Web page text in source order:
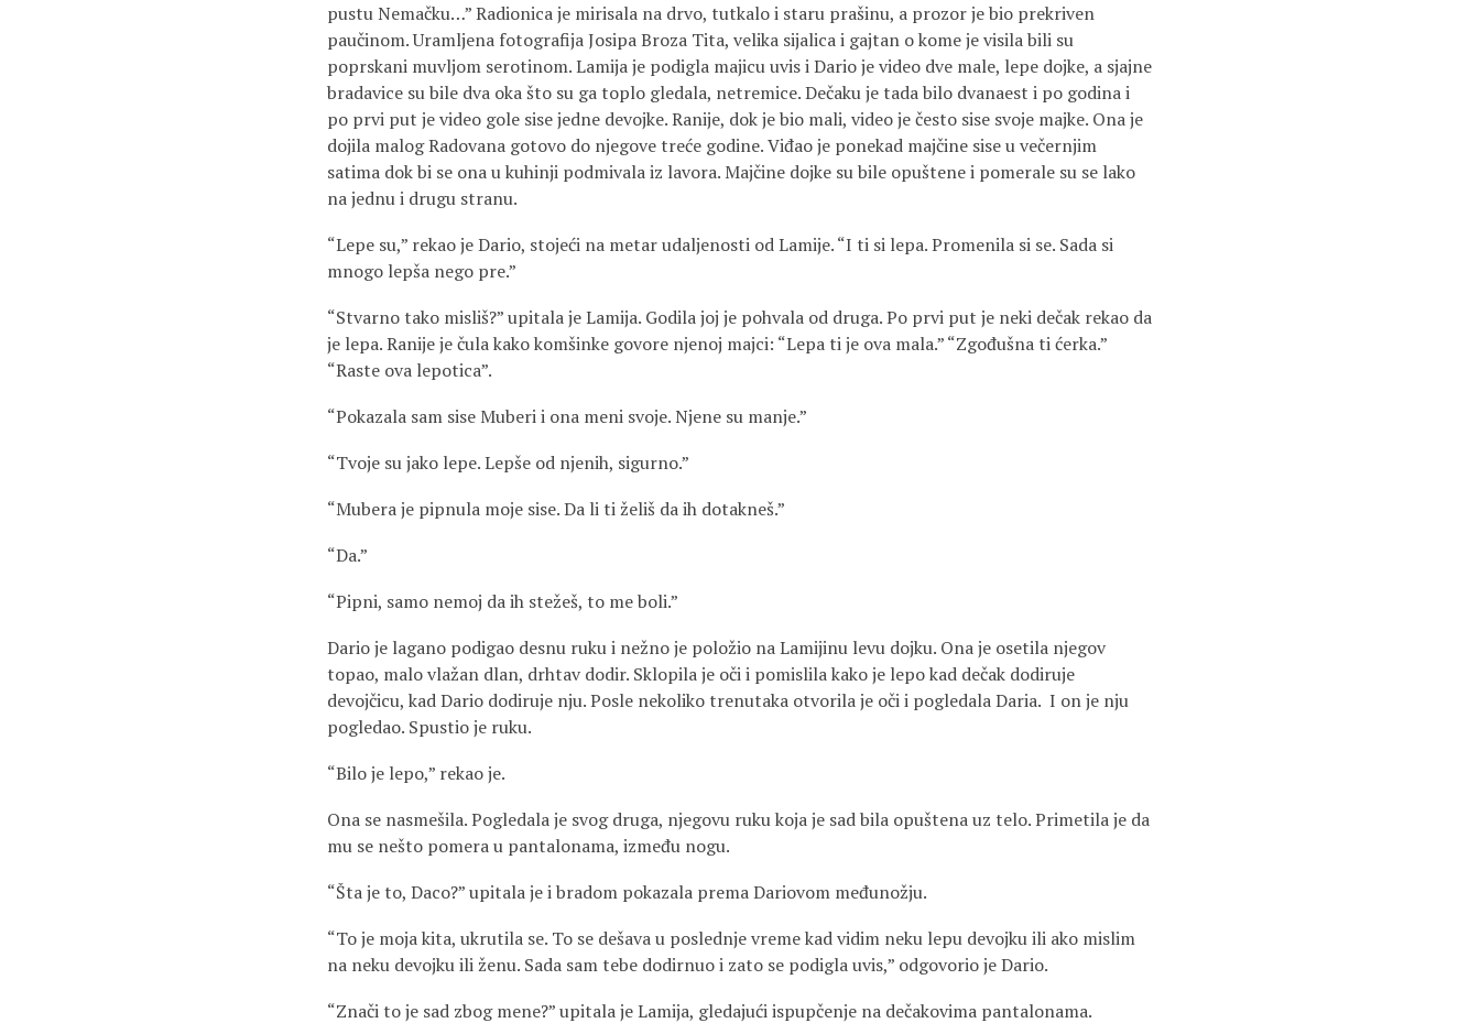
pustu Nemačku…” Radionica je mirisala na drvo, tutkalo i staru prašinu, a prozor je bio prekriven
paučinom. Uramljena fotografija Josipa Broza Tita, velika sijalica i gajtan o kome je visila bili su
poprskani muvljom serotinom. Lamija je podigla majicu uvis i Dario je video dve male, lepe dojke, a sjajne
bradavice su bile dva oka što su ga toplo gledala, netremice. Dečaku je tada bilo dvanaest i po godina i
po prvi put je video gole sise jedne devojke. Ranije, dok je bio mali, video je često sise svoje majke. Ona je
dojila malog Radovana gotovo do njegove treće godine. Viđao je ponekad majčine sise u večernjim
satima dok bi se ona u kuhinji podmivala iz lavora. Majčine dojke su bile opuštene i pomerale su se lako
na jednu i drugu stranu.
“Lepe su,” rekao je Dario, stojeći na metar udaljenosti od Lamije. “I ti si lepa. Promenila si se. Sada si
mnogo lepša nego pre.”
“Stvarno tako misliš?” upitala je Lamija. Godila joj je pohvala od druga. Po prvi put je neki dečak rekao da
je lepa. Ranije je čula kako komšinke govore njenoj majci: “Lepa ti je ova mala.” “Zgođušna ti ćerka.”
“Raste ova lepotica”.
“Pokazala sam sise Muberi i ona meni svoje. Njene su manje.”
“Tvoje su jako lepe. Lepše od njenih, sigurno.”
“Mubera je pipnula moje sise. Da li ti želiš da ih dotakneš.”
“Da.”
“Pipni, samo nemoj da ih stežeš, to me boli.”
Dario je lagano podigao desnu ruku i nežno je položio na Lamijinu levu dojku. Ona je osetila njegov
topao, malo vlažan dlan, drhtav dodir. Sklopila je oči i pomislila kako je lepo kad dečak dodiruje
devojčicu, kad Dario dodiruje nju. Posle nekoliko trenutaka otvorila je oči i pogledala Daria. I on je nju
pogledao. Spustio je ruku.
“Bilo je lepo,” rekao je.
Ona se nasmešila. Pogledala je svog druga, njegovu ruku koja je sad bila opuštena uz telo. Primetila je da
mu se nešto pomera u pantalonama, između nogu.
“Šta je to, Daco?” upitala je i bradom pokazala prema Dariovom međunožju.
“To je moja kita, ukrutila se. To se dešava u poslednje vreme kad vidim neku lepu devojku ili ako mislim
na neku devojku ili ženu. Sada sam tebe dodirnuo i zato se podigla uvis,” odgovorio je Dario.
“Znači to je sad zbog mene?” upitala je Lamija, gledajući ispupčenje na dečakovima pantalonama.